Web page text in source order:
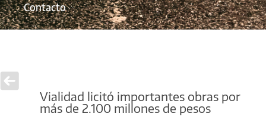
Contacto
Vialidad licitó importantes obras por
más de 2.100 millones de pesos